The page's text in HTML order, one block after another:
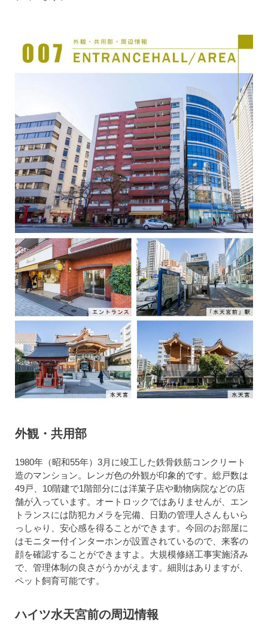
外観・共用部
1980年（昭和55年）3月に竣工した鉄骨鉄筋コンクリート
造のマンション。レンガ色の外観が印象的です。総戸数は
49戸、10階建で1階部分には洋菓子店や動物病院などの店
舗が入っています。オートロックではありませんが、エン
トランスには防犯カメラを完備、日勤の管理人さんもいら
っしゃり、安心感を得ることができます。今回のお部屋に
はモニター付インターホンが設置されているので、来客の
顔を確認することができますよ。大規模修繕工事実施済み
で、管理体制の良さがうかがえます。細則はありますが、
ペット飼育可能です。
ハイツ水天宮前の周辺情報